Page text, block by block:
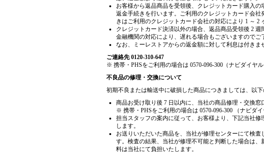
お客様から返品商品を受領後、クレジットカード購入
返金手続きを行います。ご利用のクレジットカード会
きはご利用のクレジットカード会社の対応により 1 ～ 2
クレジットカード決済以外の場合、返品商品受領後 2
金融機関の対応により、遅れる場合もございますのでご
なお、ミーレストアからの返金額に対して利息は付きま
ご連絡先 0120-310-647
※ 携帯・PHSをご利用の場合は 0570-096-300（ナビダイヤ
不良品の修理・交換について
初期不良または輸送中に破損した商品につきましては、以
商品お受け取り後 7 日以内に、当社の商品修理・交換窓
※ 携帯・PHSをご利用の場合は 0570-096-300 （ナビダ
担当スタッフの案内に従って、お客様より、下記当社
します。
お送りいただいた商品を、当社が修理センターにて検
す。検査の結果、当社が修理不可能と判断した場合は
料は当社にて負担いたします。